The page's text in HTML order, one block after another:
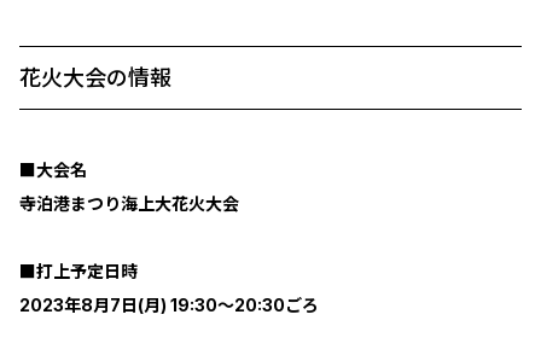
花火大会の情報
■大会名
寺泊港まつり海上大花火大会
■打上予定日時
2023年8月7日(月) 19:30～20:30ごろ